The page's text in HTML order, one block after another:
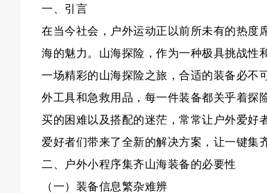
一、引言
在当今社会，户外运动正以前所未有的热度
海的魅力。山海探险，作为一种极具挑战性
一场精彩的山海探险之旅，合适的装备必不
外工具和急救用品，每一件装备都关乎着探
买的困难以及搭配的迷茫，常常让户外爱好
爱好者们带来了全新的解决方案，让一键集
二、户外小程序集齐山海装备的必要性
（一）装备信息繁杂难辨